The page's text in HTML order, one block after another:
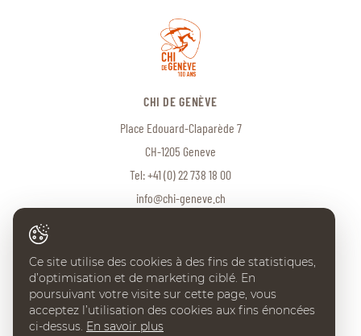
CHI DE GENÈVE
Place Edouard-Claparède 7
CH-1205 Geneve
Tel:+41 (0) 22 738 18 00
info@chi-geneve.ch
© 2026 CHI de Genève. Tous droits réservés
Created with♥byArtionet· Generated with IceCube2.Net
Ce site utilise des cookies à des fins de statistiques,
d’optimisation et de marketing ciblé. En
poursuivant votre visite sur cette page, vous
acceptez l’utilisation des cookies aux fins énoncées
ci-dessus. En savoir plus